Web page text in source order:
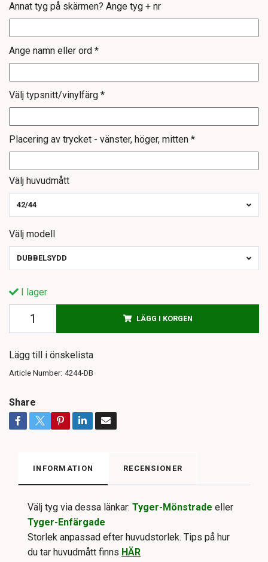
Annat tyg på skärmen? Ange tyg + nr
Ange namn eller ord *
Välj typsnitt/vinylfärg *
Placering av trycket - vänster, höger, mitten *
Välj huvudmått
42/44
Välj modell
DUBBELSYDD
I lager
LÄGG I KORGEN
Lägg till i önskelista
Article Number: 4244-DB
Share
INFORMATION RECENSIONER
Välj tyg via dessa länkar: Tyger-Mönstrade eller
Tyger-Enfärgade
Storlek anpassad efter huvudstorlek. Tips på hur
du tar huvudmått finns HÄR